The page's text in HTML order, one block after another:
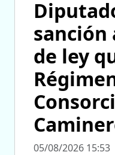
sanción
de ley
05/08/2026 15:53